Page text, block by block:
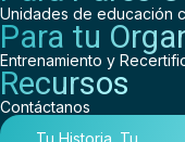
Unidades de educación
Para tu
Entrenamiento y
Recursos
Contáctanos